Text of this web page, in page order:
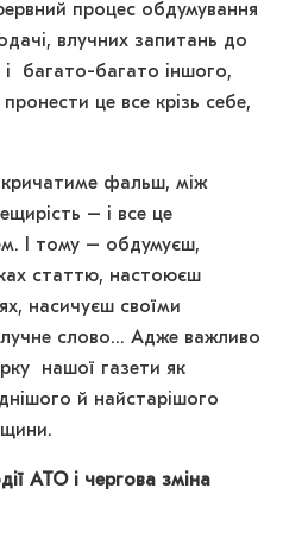
процес обдумування
влучних запитань до
і багато-багато іншого,
це все крізь себе,
кричатиме фальш, між
– і все це
І тому – обдумуєш,
статтю, настоюєш
насичуєш своїми
слово… Адже важливо
нашої газети як
й найстарішого
АТО і чергова зміна